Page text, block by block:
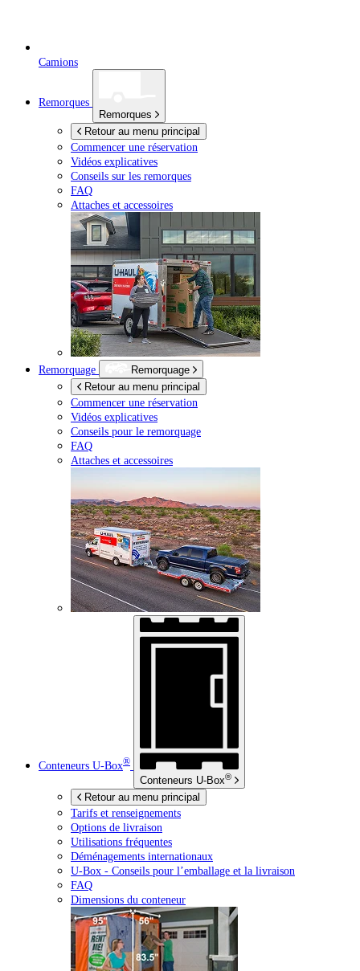
Camions
Remorques
Remorques
Retour au menu principal
Commencer une réservation
Vidéos explicatives
Conseils sur les remorques
FAQ
Attaches et accessoires
Remorquage
Remorquage
Retour au menu principal
Commencer une réservation
Vidéos explicatives
Conseils pour le remorquage
FAQ
Attaches et accessoires
Conteneurs U-Box®
Conteneurs U-Box®
Retour au menu principal
Tarifs et renseignements
Options de livraison
Utilisations fréquentes
Déménagements internationaux
U-Box - Conseils pour l’emballage et la livraison
FAQ
Dimensions du conteneur